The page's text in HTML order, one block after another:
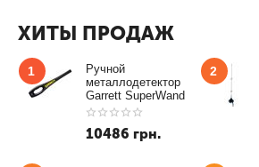
ХИТЫ ПРОДАЖ
1
Ручной
металлодетектор
Garrett SuperWand
10486 грн.
2